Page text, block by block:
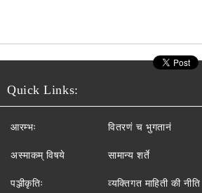
Quick Links:
आरम्भः
अस्माकम् विषये
पञ्जीकृतिः
वितरणं च भुगतानं
सामान्य शर्ते
व्यक्तिगत माहिती की नीति